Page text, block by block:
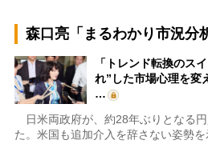
森口亮「まるわかり市況分
「トレンド転換のス
れ”した市場心理を変
…
日米両政府が、約28年ぶりとなる
た。米国も追加介入を辞さない姿勢